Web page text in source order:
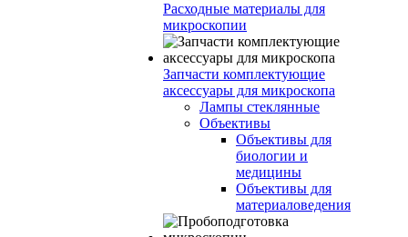
Расходные материалы для
микроскопии
Запчасти комплектующие
аксессуары для микроскопа
Лампы стеклянные
Объективы
Объективы для
биологии и
медицины
Объективы для
материаловедения